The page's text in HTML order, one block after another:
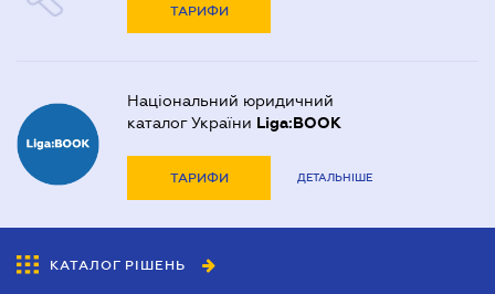
ТАРИФИ
Національний юридичний
каталог України Liga:BOOK
ТАРИФИ ДЕТАЛЬНІШЕ
КАТАЛОГ РІШЕНЬ